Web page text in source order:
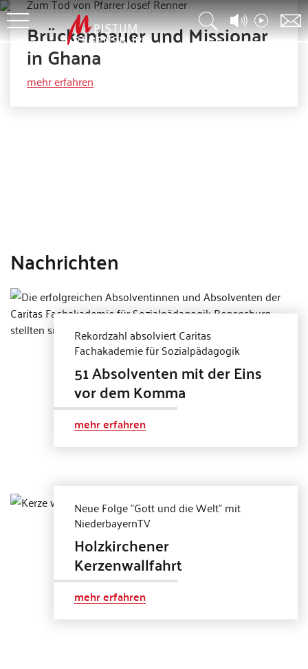
Zum Tod von Pfarrer Josef Renner
Brückenbauer und Missionar
in Ghana
mehr erfahren
Nachrichten
Rekordzahl absolviert Caritas
Fachakademie für Sozialpädagogik
51 Absolventen mit der Eins
vor dem Komma
mehr erfahren
Neue Folge "Gott und die Welt" mit
NiederbayernTV
Holzkirchener
Kerzenwallfahrt
mehr erfahren